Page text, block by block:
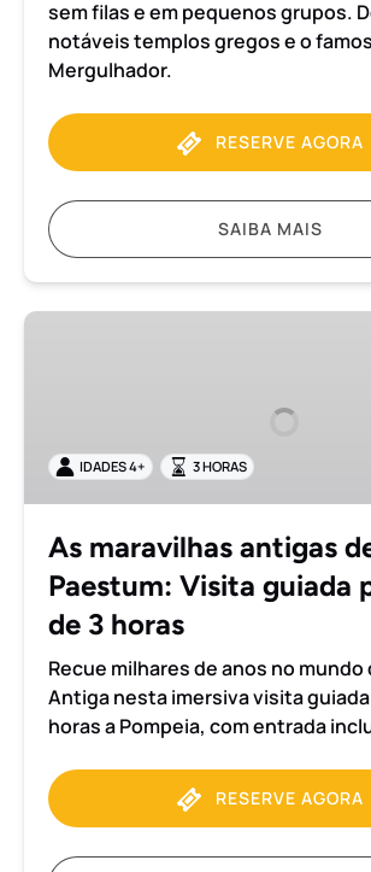
sem filas e em pequenos grupos.
notáveis templos gregos e o
Mergulhador.
RESERVE AGORA
SAIBA MAIS
As
Visita
guiada
horas
IDADES 4+ 3 HORAS
As maravilhas antigas
Paestum: Visita guiada
de 3 horas
Recue milhares de anos no mundo
Antiga nesta imersiva visita guiada
horas a Pompeia, com entrada
RESERVE AGORA